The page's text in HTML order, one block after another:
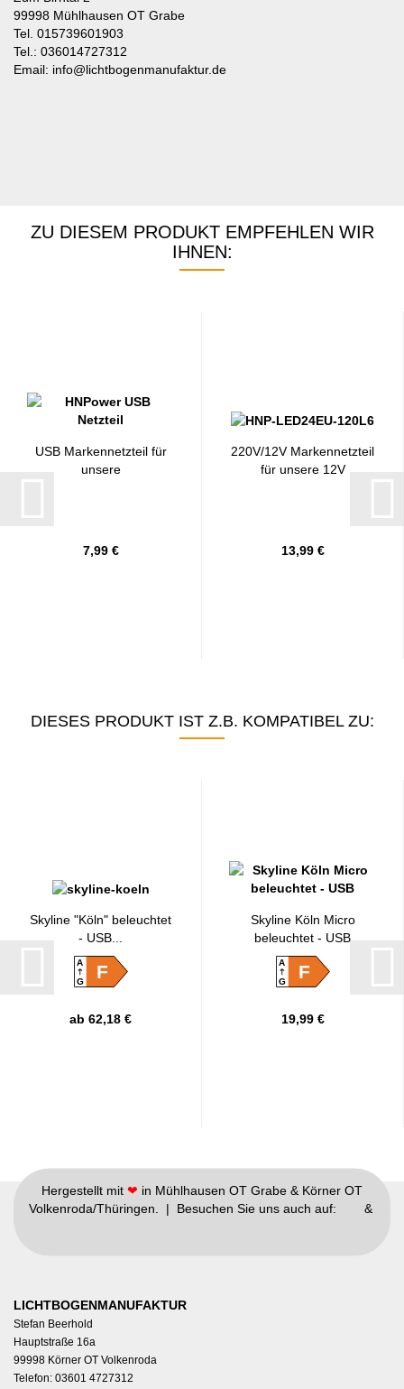
99998 Mühlhausen OT Grabe
Tel. 015739601903
Tel.: 036014727312
Email: info@lichtbogenmanufaktur.de
ZU DIESEM PRODUKT EMPFEHLEN WIR
IHNEN:
USB Markennetzteil für
unsere
7,99 €
220V/12V Markennetzteil
für unsere 12V
13,99 €
DIESES PRODUKT IST Z.B. KOMPATIBEL ZU:
Skyline "Köln" beleuchtet
- USB...
A
GF
ab 62,18 €
Skyline Köln Micro
beleuchtet - USB
A
GF
19,99 €
Hergestellt mit ❤ in Mühlhausen OT Grabe & Körner OT
Volkenroda/Thüringen. | Besuchen Sie uns auch auf:
&
LICHTBOGENMANUFAKTUR
Stefan Beerhold
Hauptstraße 16a
99998 Körner OT Volkenroda
Telefon: 03601 4727312